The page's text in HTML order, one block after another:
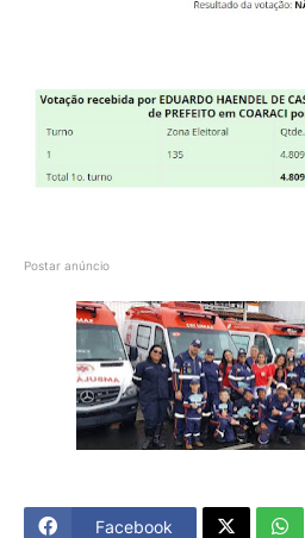
Postar anúncio
Facebook